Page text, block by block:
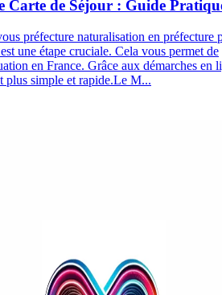
Carte de Séjour : Guide
préfecture naturalisation en préfecture
une étape cruciale. Cela vous permet de
en France. Grâce aux démarches en
plus simple et rapide.Le M...